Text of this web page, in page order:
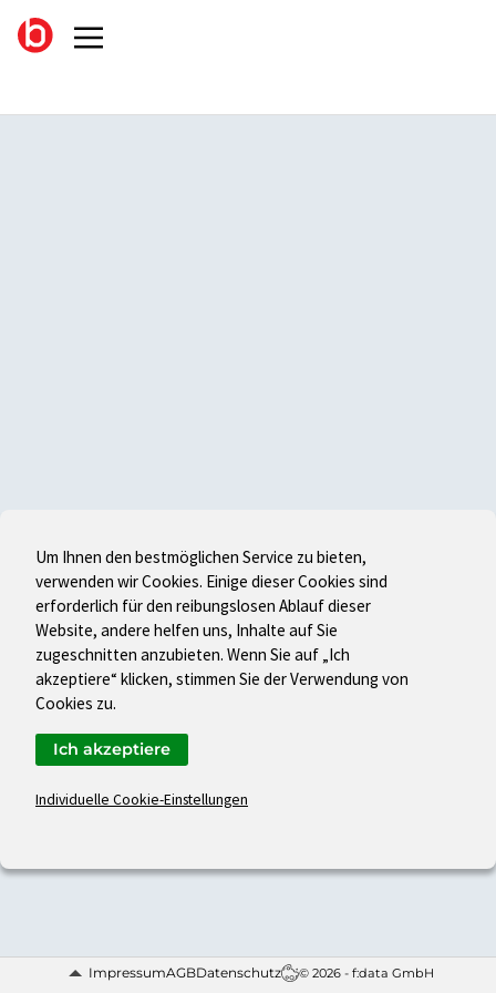
ImpressumAGBDatenschutz © 2026 - f:data GmbH
Um Ihnen den bestmöglichen Service zu bieten,
verwenden wir Cookies. Einige dieser Cookies sind
erforderlich für den reibungslosen Ablauf dieser
Website, andere helfen uns, Inhalte auf Sie
zugeschnitten anzubieten. Wenn Sie auf „Ich
akzeptiere“ klicken, stimmen Sie der Verwendung von
Cookies zu.
Individuelle Cookie-Einstellungen
Ich akzeptiere